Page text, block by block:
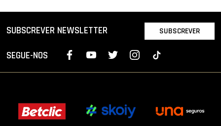
SUBSCREVER NEWSLETTER SUBSCREVER
SEGUE-NOS